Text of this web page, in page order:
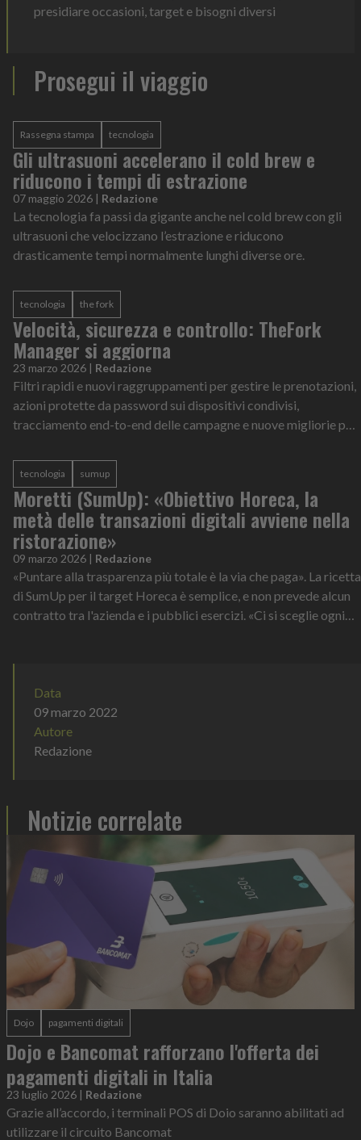
presidiare occasioni, target e bisogni diversi
Prosegui il viaggio
Rassegna stampa tecnologia
Gli ultrasuoni accelerano il cold brew e
riducono i tempi di estrazione
07 maggio 2026 | Redazione
La tecnologia fa passi da gigante anche nel cold brew con gli
ultrasuoni che velocizzano l’estrazione e riducono
drasticamente tempi normalmente lunghi diverse ore.
tecnologia the fork
Velocità, sicurezza e controllo: TheFork
Manager si aggiorna
23 marzo 2026 | Redazione
Filtri rapidi e nuovi raggruppamenti per gestire le prenotazioni,
azioni protette da password sui dispositivi condivisi,
tracciamento end-to-end delle campagne e nuove migliorie per
tecnologia sumup
Moretti (SumUp): «Obiettivo Horeca, la
metà delle transazioni digitali avviene nella
ristorazione»
09 marzo 2026 | Redazione
«Puntare alla trasparenza più totale è la via che paga». La ricetta
di SumUp per il target Horeca è semplice, e non prevede alcun
contratto tra l'azienda e i pubblici esercizi. «Ci si sceglie ogni
Data
09 marzo 2022
Autore
Redazione
Notizie correlate
Dojo pagamenti digitali
Dojo e Bancomat rafforzano l'offerta dei
pagamenti digitali in Italia
23 luglio 2026 | Redazione
Grazie all’accordo, i terminali POS di Doio saranno abilitati ad
utilizzare il circuito Bancomat